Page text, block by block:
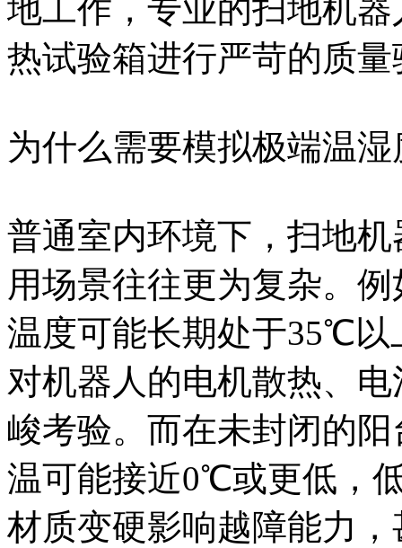
地工作，专业的扫地机
热试验箱进行严苛的质量
为什么需要模拟极端温
普通室内环境下，扫地
用场景往往更为复杂。
温度可能长期处于35℃
对机器人的电机散热、
峻考验。而在未封闭的
温可能接近0℃或更低，
材质变硬影响越障能力